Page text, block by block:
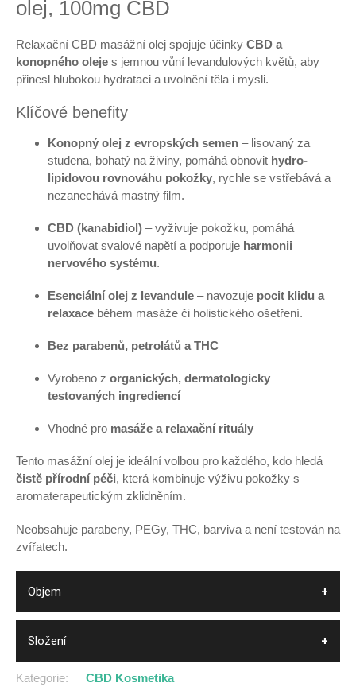
olej, 100mg CBD
Relaxační CBD masážní olej spojuje účinky CBD a
konopného oleje s jemnou vůní levandulových květů, aby
přinesl hlubokou hydrataci a uvolnění těla i mysli.
Klíčové benefity
Konopný olej z evropských semen – lisovaný za
studena, bohatý na živiny, pomáhá obnovit hydro-
lipidovou rovnováhu pokožky, rychle se vstřebává a
nezanechává mastný film.
CBD (kanabidiol) – vyživuje pokožku, pomáhá
uvolňovat svalové napětí a podporuje harmonii
nervového systému.
Esenciální olej z levandule – navozuje pocit klidu a
relaxace během masáže či holistického ošetření.
Bez parabenů, petrolátů a THC
Vyrobeno z organických, dermatologicky
testovaných ingrediencí
Vhodné pro masáže a relaxační rituály
Tento masážní olej je ideální volbou pro každého, kdo hledá
čistě přírodní péči, která kombinuje výživu pokožky s
aromaterapeutickým zklidněním.
Neobsahuje parabeny, PEGy, THC, barviva a není testován na
zvířatech.
Objem
Složení
Kategorie:
CBD Kosmetika